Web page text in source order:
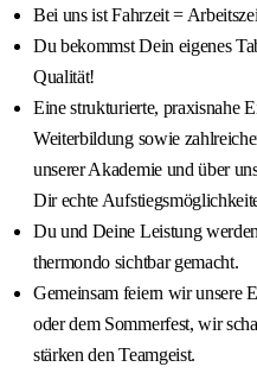
Bei uns ist Fahrzeit =
Du bekommst Dein eigenes
Qualität!
Eine strukturierte, praxisnahe
Weiterbildung sowie
unserer Akademie und über
Dir echte
Du und Deine Leistung
thermondo sichtbar gemacht.
Gemeinsam feiern wir unsere
oder dem Sommerfest, wir
stärken den Teamgeist.